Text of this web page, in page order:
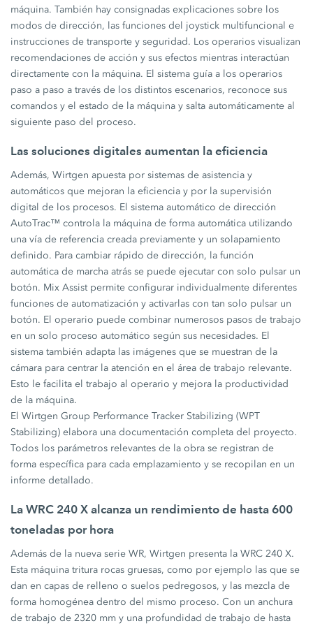
máquina. También hay consignadas explicaciones sobre los
modos de dirección, las funciones del joystick multifuncional e
instrucciones de transporte y seguridad. Los operarios visualizan
recomendaciones de acción y sus efectos mientras interactúan
directamente con la máquina. El sistema guía a los operarios
paso a paso a través de los distintos escenarios, reconoce sus
comandos y el estado de la máquina y salta automáticamente al
siguiente paso del proceso.
Las soluciones digitales aumentan la eficiencia
Además, Wirtgen apuesta por sistemas de asistencia y
automáticos que mejoran la eficiencia y por la supervisión
digital de los procesos. El sistema automático de dirección
AutoTrac™ controla la máquina de forma automática utilizando
una vía de referencia creada previamente y un solapamiento
definido. Para cambiar rápido de dirección, la función
automática de marcha atrás se puede ejecutar con solo pulsar un
botón. Mix Assist permite configurar individualmente diferentes
funciones de automatización y activarlas con tan solo pulsar un
botón. El operario puede combinar numerosos pasos de trabajo
en un solo proceso automático según sus necesidades. El
sistema también adapta las imágenes que se muestran de la
cámara para centrar la atención en el área de trabajo relevante.
Esto le facilita el trabajo al operario y mejora la productividad
de la máquina.
El Wirtgen Group Performance Tracker Stabilizing (WPT
Stabilizing) elabora una documentación completa del proyecto.
Todos los parámetros relevantes de la obra se registran de
forma específica para cada emplazamiento y se recopilan en un
informe detallado.
La WRC 240 X alcanza un rendimiento de hasta 600
toneladas por hora
Además de la nueva serie WR, Wirtgen presenta la WRC 240 X.
Esta máquina tritura rocas gruesas, como por ejemplo las que se
dan en capas de relleno o suelos pedregosos, y las mezcla de
forma homogénea dentro del mismo proceso. Con un anchura
de trabajo de 2320 mm y una profundidad de trabajo de hasta